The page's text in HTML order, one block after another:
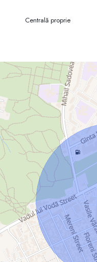
Centrală proprie